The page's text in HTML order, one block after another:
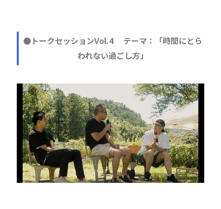
●トークセッションVol.4 テーマ：「時間にとら
われない過ごし方」